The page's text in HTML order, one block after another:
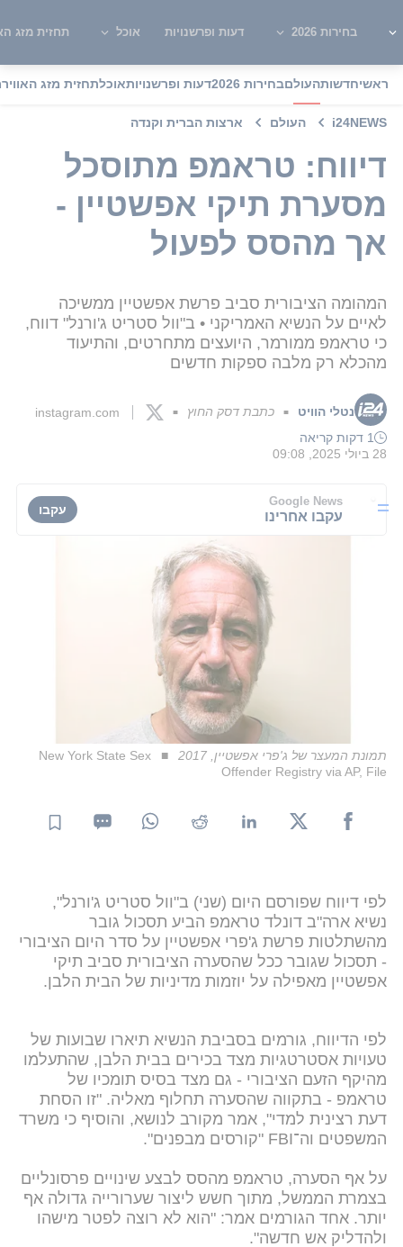
בחירות 2026 דעות ופרשנויות אוכל תחזית מזג
ראשיחדשותהעולםבחירות 2026 דעות ופרשנויותאוכלתחזית מזג האוויר
i24NEWS העולם ארצות הברית וקנדה
דיווח: טראמפ מתוסכל
מסערת תיקי אפשטיין -
אך מהסס לפעול
המהומה הציבורית סביב פרשת אפשטיין ממשיכה
לאיים על הנשיא האמריקני • ב"וול סטריט ג'ורנל" דווח,
כי טראמפ ממורמר, היועצים מתחרטים, והתיעוד
מהכלא רק מלבה ספקות חדשים
נטלי הוויט ■ כתבת דסק החוץ ■
instagram.com
1 דקות קריאה
28 ביולי 2025, 09:08
Google News
עקבו אחרינו עקבו
תמונת המעצר של ג'פרי אפשטיין, 2017
New York State Sex
Offender Registry via AP, File
לפי דיווח שפורסם היום (שני) ב"וול סטריט ג'ורנל",
נשיא ארה"ב דונלד טראמפ הביע תסכול גובר
מהשתלטות פרשת ג'פרי אפשטיין על סדר היום הציבורי
- תסכול שגובר ככל שהסערה הציבורית סביב תיקי
אפשטיין מאפילה על יוזמות מדיניות של הבית הלבן.
לפי הדיווח, גורמים בסביבת הנשיא תיארו שבועות של
טעויות אסטרטגיות מצד בכירים בבית הלבן, שהתעלמו
מהיקף הזעם הציבורי - גם מצד בסיס תומכיו של
טראמפ - בתקווה שהסערה תחלוף מאליה. "זו הסחת
דעת רצינית למדי", אמר מקורב לנושא, והוסיף כי משרד
המשפטים וה־FBI "קורסים מבפנים".
על אף הסערה, טראמפ מהסס לבצע שינויים פרסונליים
בצמרת הממשל, מתוך חשש ליצור שערורייה גדולה אף
יותר. אחד הגורמים אמר: "הוא לא רוצה לפטר מישהו
ולהדליק אש חדשה".